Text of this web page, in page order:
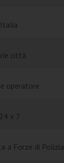
città
operatore
x 7
a Forze di Polizia